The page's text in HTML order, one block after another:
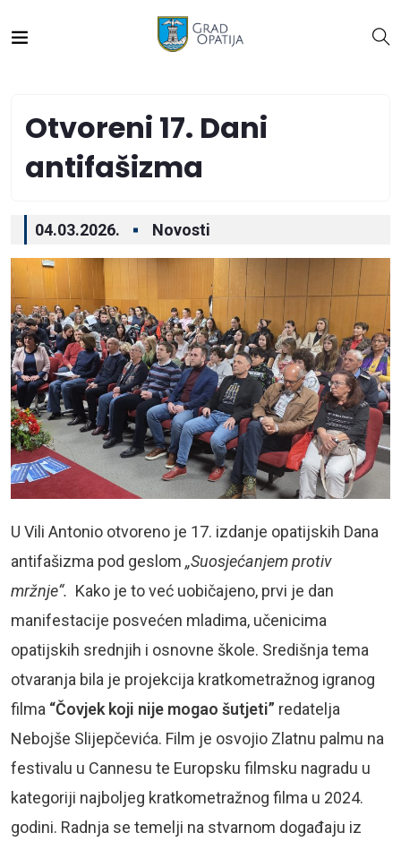
Otvoreni 17. Dani
antifašizma
04.03.2026. Novosti
U Vili Antonio otvoreno je 17. izdanje opatijskih Dana
antifašizma pod geslom „Suosjećanjem protiv
mržnje“. Kako je to već uobičajeno, prvi je dan
manifestacije posvećen mladima, učenicima
opatijskih srednjih i osnovne škole. Središnja tema
otvaranja bila je projekcija kratkometražnog igranog
filma “Čovjek koji nije mogao šutjeti” redatelja
Nebojše Slijepčevića. Film je osvojio Zlatnu palmu na
festivalu u Cannesu te Europsku filmsku nagradu u
kategoriji najboljeg kratkometražnog filma u 2024.
godini. Radnja se temelji na stvarnom događaju iz